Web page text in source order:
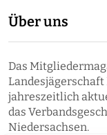
Über uns
Das
jahreszeitlich
das
Niedersachsen.